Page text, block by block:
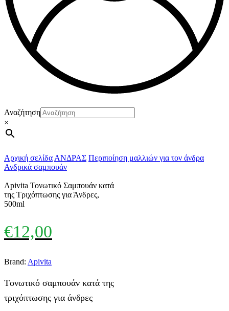
Αναζήτηση
×
Αρχική σελίδα ΑΝΔΡΑΣ Περιποίηση μαλλιών για τον άνδρα
Ανδρικά σαμπουάν
Apivita Τονωτικό Σαμπουάν κατά
της Τριχόπτωσης για Άνδρες,
500ml
€12,00
Brand: Apivita
Tονωτικό σαμπουάν κατά της
τριχόπτωσης για άνδρες